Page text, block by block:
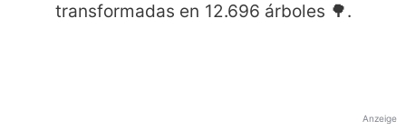
transformadas en 12.696 árboles 🌳.
Anzeige